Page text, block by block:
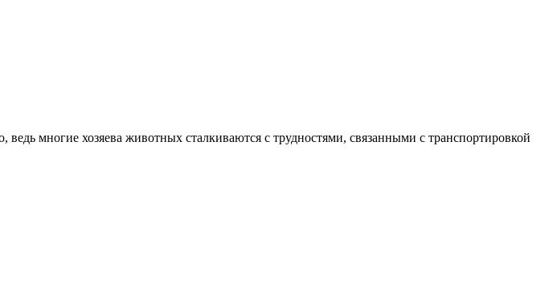
многие хозяева животных сталкиваются с трудностями, связанными с транспортировкой